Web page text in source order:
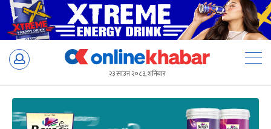
Skip
२३ साउन २०८३, शनिबार